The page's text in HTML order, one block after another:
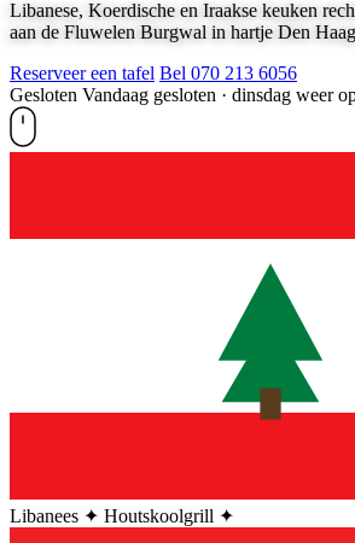
Libanese, Koerdische en Iraakse keuken
aan de Fluwelen Burgwal in hartje Den
Reserveer een tafel Bel 070 213 6056
Gesloten Vandaag gesloten · dinsdag weer
Libanees ✦ Houtskoolgrill ✦